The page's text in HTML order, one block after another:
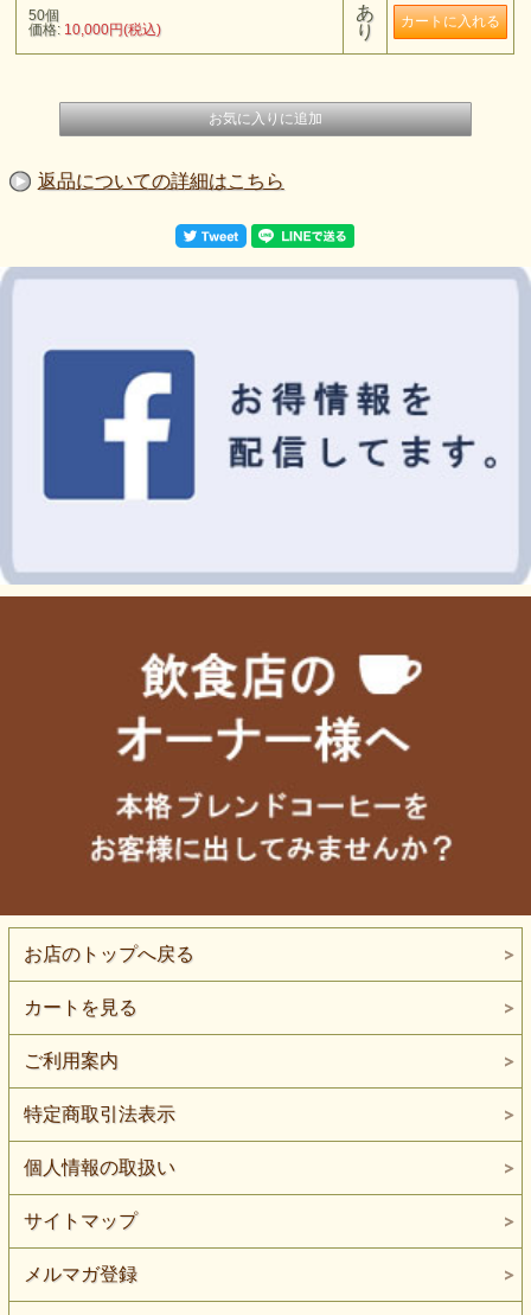
50個
価格: 10,000円(税込)
あ
り
返品についての詳細はこちら
お店のトップへ戻る
カートを見る
ご利用案内
特定商取引法表示
個人情報の取扱い
サイトマップ
メルマガ登録